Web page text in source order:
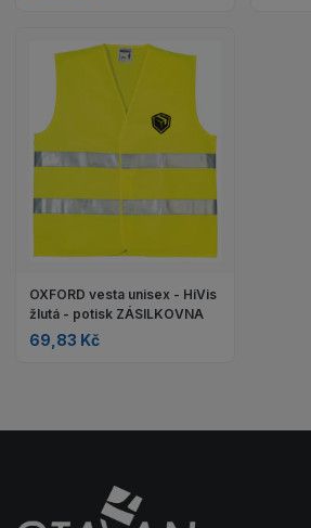
OXFORD vesta unisex - HiVis
žlutá - potisk ZÁSILKOVNA
69,83 Kč